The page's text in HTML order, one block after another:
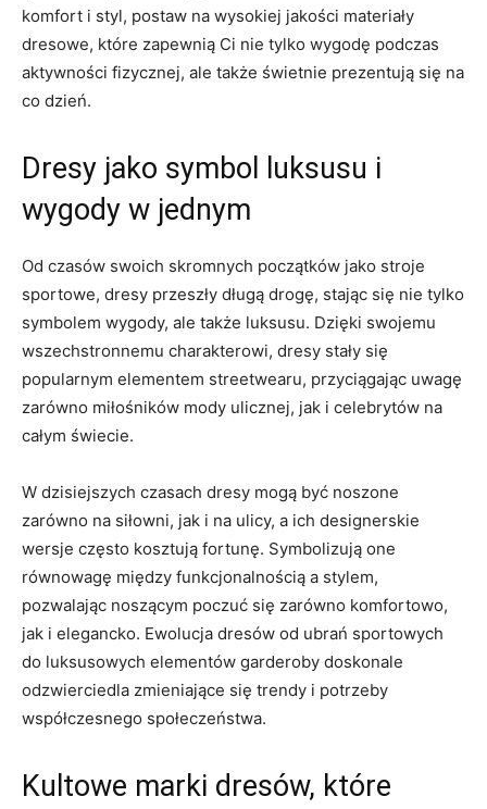
‍komfort i styl, postaw na wysokiej jakości materiały
dresowe, które zapewnią ⁤Ci ⁢nie tylko wygodę ⁣podczas
aktywności fizycznej, ale także świetnie prezentują się na
co dzień.
Dresy jako symbol ⁣luksusu i
wygody w jednym
Od czasów ​swoich skromnych początków jako stroje
sportowe, ‌dresy⁢ przeszły długą drogę, stając się⁣ nie tylko
symbolem wygody, ale także luksusu. Dzięki swojemu
wszechstronnemu charakterowi, dresy stały się
‌popularnym elementem streetwearu,⁣ przyciągając​ uwagę
zarówno miłośników mody ulicznej, jak i ‌celebrytów ⁢na
całym świecie.
W dzisiejszych czasach dresy mogą‍ być‌ noszone
zarówno na siłowni, jak i ⁢na ulicy, a ich designerskie
wersje często kosztują fortunę.​ Symbolizują one​
równowagę między funkcjonalnością a stylem,
⁢pozwalając noszącym poczuć się zarówno komfortowo,
jak i elegancko. Ewolucja dresów od ubrań sportowych
do luksusowych elementów garderoby doskonale
odzwierciedla zmieniające się‌ trendy i ⁤potrzeby
współczesnego społeczeństwa.
Kultowe marki dresów, które